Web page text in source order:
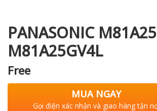
PANASONIC
M81A25GV4L
Free
MUA NGAY
Gọi điện xác nhận và giao hàng tận